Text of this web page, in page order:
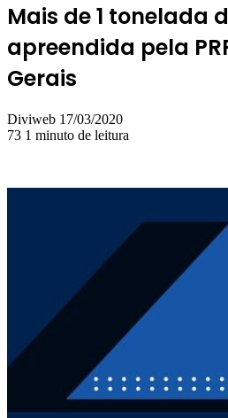
Mais de 1 tonelada
apreendida pela
Gerais
Diviweb Mande
um
17/03/2020
73 1 minuto de leitura